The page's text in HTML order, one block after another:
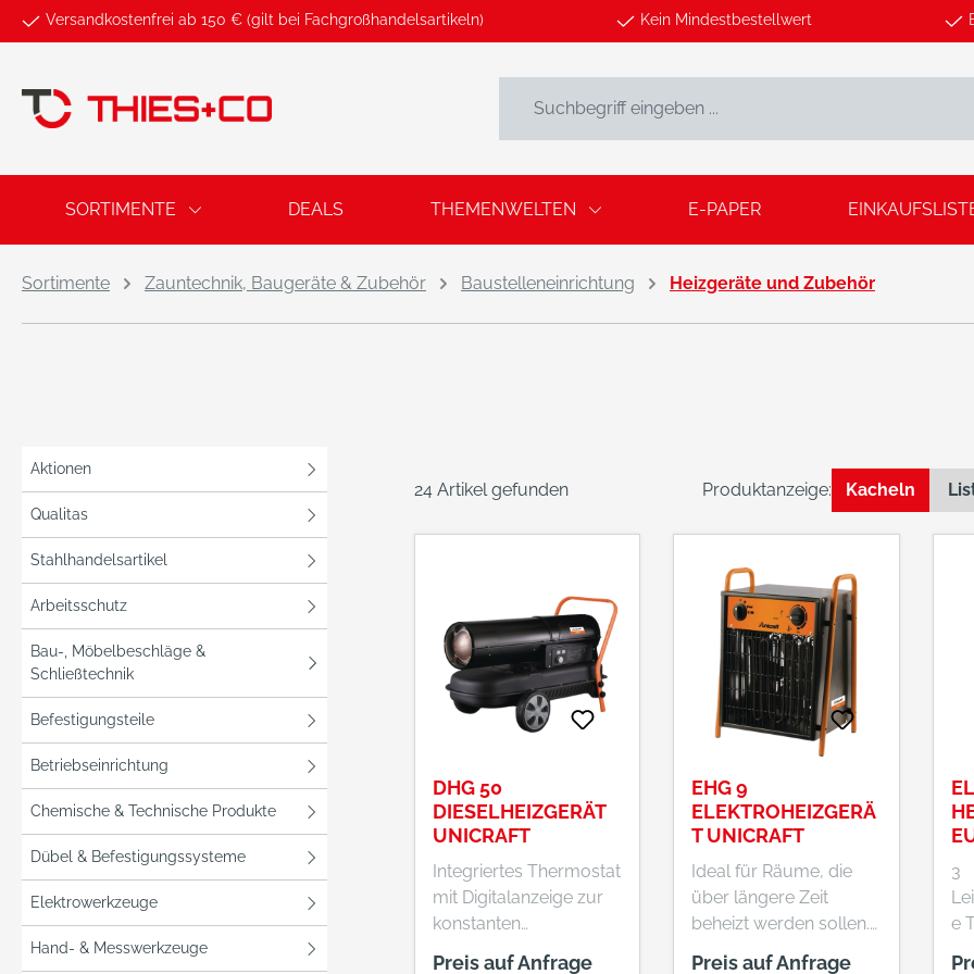
Zur Hauptnavigation springen
Versandkostenfrei ab 150 € (gilt bei Fachgroßhandelsartikeln) Kein Mindestbestellwert
SORTIMENTE DEALS THEMENWELTEN E-PAPER
Sortimente Zauntechnik, Baugeräte & Zubehör Baustelleneinrichtung Heizgeräte und Zubehör
Aktionen
Qualitas
Stahlhandelsartikel
Arbeitsschutz
Bau-, Möbelbeschläge &
Schließtechnik
Befestigungsteile
Betriebseinrichtung
Chemische & Technische Produkte
Dübel & Befestigungssysteme
Elektrowerkzeuge
Hand- & Messwerkzeuge
24 Artikel gefunden Produktanzeige: Kacheln
DHG 50
DIESELHEIZGERÄT
UNICRAFT
Integriertes Thermostat
mit Digitalanzeige zur
konstanten
Temperaturregelung.
Preis auf Anfrage
EHG 9
ELEKTROHEIZGERÄ
T UNICRAFT
Ideal für Räume, die
über längere Zeit
beheizt werden sollen.
Ausgestattet mit
Preis auf Anfrage
3
e